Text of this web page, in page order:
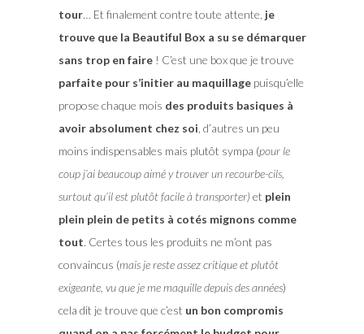
tour… Et finalement contre toute attente, je
trouve que la Beautiful Box a su se démarquer
sans trop en faire! C’est une box que je trouve
parfaite pour s’initier au maquillage puisqu’elle
propose chaque mois des produits basiques à
avoir absolument chez soi, d’autres un peu
moins indispensables mais plutôt sympa (pour le
coup j’ai beaucoup aimé y trouver un recourbe-cils,
surtout qu’il est plutôt facile à transporter) et plein
plein plein de petits à cotés mignons comme
tout. Certes tous les produits ne m’ont pas
convaincus (mais je reste assez critique et plutôt
exigeante, vu que je me maquille depuis des années)
cela dit je trouve que c’est un bon compromis